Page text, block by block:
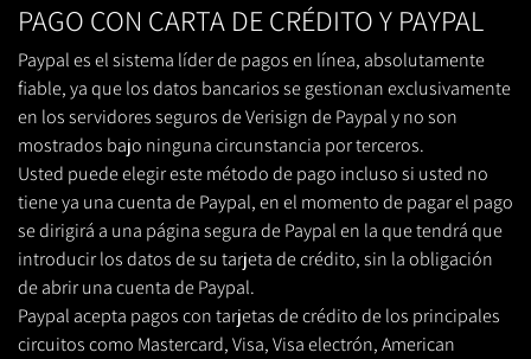
PAGO CON CARTA DE CRÉDITO Y PAYPAL
Paypal es el sistema líder de pagos en línea, absolutamente
fiable, ya que los datos bancarios se gestionan exclusivamente
en los servidores seguros de Verisign de Paypal y no son
mostrados bajo ninguna circunstancia por terceros.
Usted puede elegir este método de pago incluso si usted no
tiene ya una cuenta de Paypal, en el momento de pagar el pago
se dirigirá a una página segura de Paypal en la que tendrá que
introducir los datos de su tarjeta de crédito, sin la obligación
de abrir una cuenta de Paypal.
Paypal acepta pagos con tarjetas de crédito de los principales
circuitos como Mastercard, Visa, Visa electrón, American